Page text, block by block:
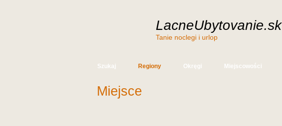
LacneUbytovanie.sk
Tanie noclegi i urlop
Szukaj Regiony Okręgi Miejscowości
Miejsce